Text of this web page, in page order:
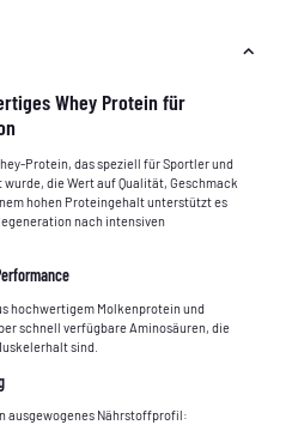
Whey Protein für
Protein, das speziell für Sportler und
die Wert auf Qualität, Geschmack
hohen Proteingehalt unterstützt es
nach intensiven
hochwertigem Molkenprotein und
schnell verfügbare Aminosäuren, die
sind.
ausgewogenes Nährstoffprofil: